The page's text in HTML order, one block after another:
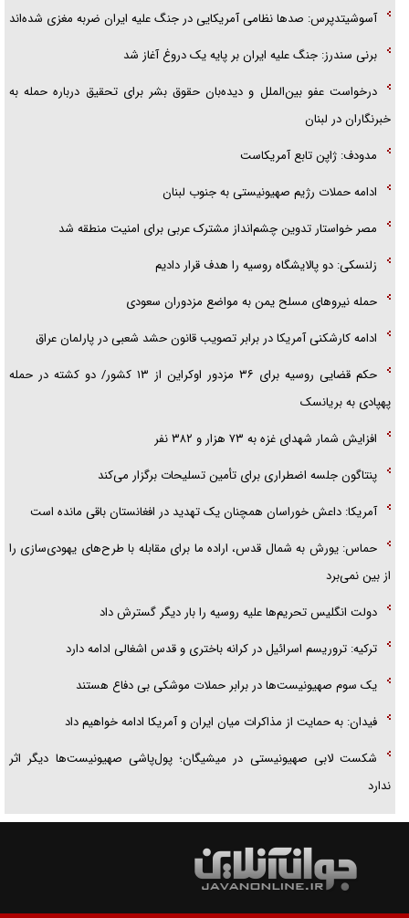
پلیس
تحلیل ابعاد پیام رهبر انقلاب به حزب‌الله/ مقاومت نقشه راه آینده غرب آسیا
آسوشیتدپرس: صد‌ها نظامی آمریکایی در جنگ علیه ایران ضربه مغزی شده‌اند
برنی سندرز: جنگ علیه ایران بر پایه یک دروغ آغاز شد
درخواست عفو بین‌الملل و دیده‌بان حقوق بشر برای تحقیق درباره حمله به
خبرنگاران در لبنان
مدودف: ژاپن تابع آمریکاست
ادامه حملات رژیم صهیونیستی به جنوب لبنان
مصر خواستار تدوین چشم‌انداز مشترک عربی برای امنیت منطقه شد
زلنسکی: دو پالایشگاه روسیه را هدف قرار دادیم
حمله نیرو‌های مسلح یمن به مواضع مزدوران سعودی
ادامه کارشکنی آمریکا در برابر تصویب قانون حشد شعبی در پارلمان عراق
حکم قضایی روسیه برای ۳۶ مزدور اوکراین از ۱۳ کشور/ دو کشته در حمله
پهپادی به بریانسک
افزایش شمار شهدای غزه به ۷۳ هزار و ۳۸۲ نفر
پنتاگون جلسه اضطراری برای تأمین تسلیحات برگزار می‌کند
آمریکا: داعش خوراسان همچنان یک تهدید در افغانستان باقی مانده است
حماس: یورش به شمال قدس، اراده ما برای مقابله با طرح‌های یهودی‌سازی را
از بین نمی‌برد
دولت انگلیس تحریم‌ها علیه روسیه را بار دیگر گسترش داد
ترکیه: تروریسم اسرائیل در کرانه باختری و قدس اشغالی ادامه دارد
یک سوم صهیونیست‌ها در برابر حملات موشکی بی دفاع هستند
فیدان: به حمایت از مذاکرات میان ایران و آمریکا ادامه خواهیم داد
شکست لابی صهیونیستی در میشیگان؛ پول‌پاشی صهیونیست‌ها دیگر اثر
ندارد